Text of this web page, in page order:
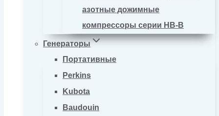
азотные дожимные
компрессоры серии HB-B
Генераторы
Портативные
Perkins
Kubota
Baudouin